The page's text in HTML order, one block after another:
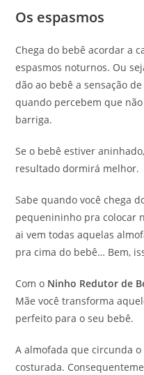
Os espasmos
Chega do bebê acordar a
espasmos noturnos. Ou
dão ao bebê a sensação
quando percebem que
barriga.
Se o bebê estiver
resultado dormirá melhor.
Sabe quando você chega
pequenininho pra colocar
ai vem todas aquelas
pra cima do bebê… Bem,
Com o Ninho Redutor de
Mãe você transforma
perfeito para o seu bebê.
A almofada que circunda
costurada.